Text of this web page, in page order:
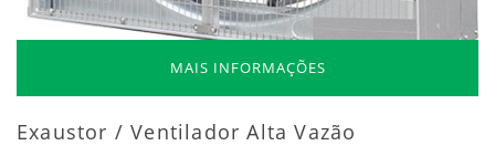
MAIS INFORMAÇÕES
Exaustor / Ventilador Alta Vazão